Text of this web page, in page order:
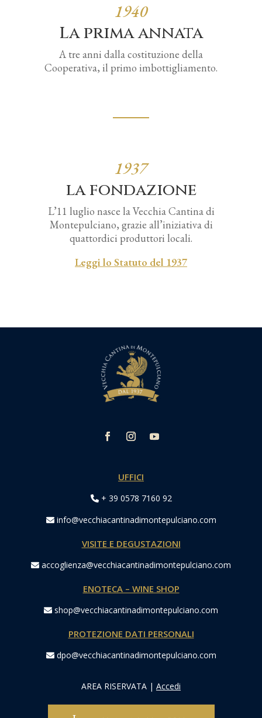
1940
La prima annata
A tre anni dalla costituzione della
Cooperativa, il primo imbottigliamento.
1937
la fondazione
L’11 luglio nasce la Vecchia Cantina di
Montepulciano, grazie all’iniziativa di
quattordici produttori locali.
Leggi lo Statuto del 1937
UFFICI
+ 39 0578 7160 92
info@vecchiacantinadimontepulciano.com
VISITE E DEGUSTAZIONI
accoglienza@vecchiacantinadimontepulciano.com
ENOTECA – WINE SHOP
shop@vecchiacantinadimontepulciano.com
PROTEZIONE DATI PERSONALI
dpo@vecchiacantinadimontepulciano.com
AREA RISERVATA | Accedi